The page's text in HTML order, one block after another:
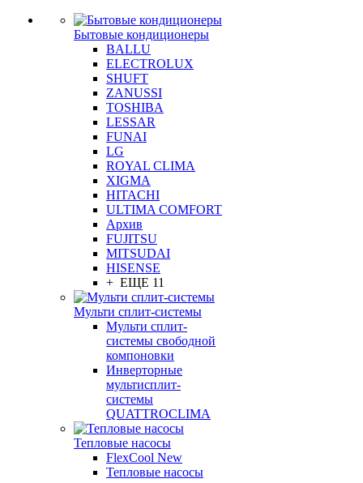
Бытовые кондиционеры
BALLU
ELECTROLUX
SHUFT
ZANUSSI
TOSHIBA
LESSAR
FUNAI
LG
ROYAL CLIMA
XIGMA
HITACHI
ULTIMA COMFORT
Архив
FUJITSU
MITSUDAI
HISENSE
+ ЕЩЕ 11
Мульти сплит-системы
Мульти сплит-
системы свободной
компоновки
Инверторные
мультисплит-
системы
QUATTROCLIMA
Тепловые насосы
FlexCool New
Тепловые насосы